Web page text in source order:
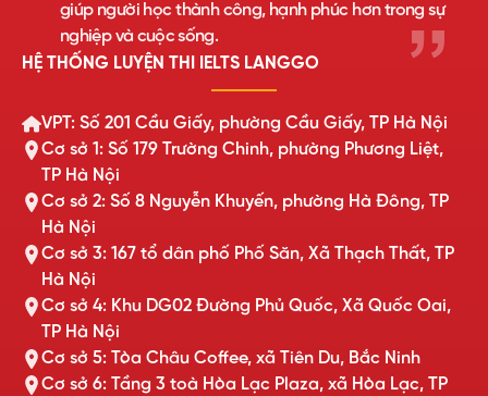
giúp người học thành công, hạnh phúc hơn trong sự
nghiệp và cuộc sống.
HỆ THỐNG LUYỆN THI IELTS LANGGO
VPT: Số 201 Cầu Giấy, phường Cầu Giấy, TP Hà Nội
Cơ sở 1: Số 179 Trường Chinh, phường Phương Liệt,
TP Hà Nội
Cơ sở 2: Số 8 Nguyễn Khuyến, phường Hà Đông, TP
Hà Nội
Cơ sở 3: 167 tổ dân phố Phố Săn, Xã Thạch Thất, TP
Hà Nội
Cơ sở 4: Khu DG02 Đường Phủ Quốc, Xã Quốc Oai,
TP Hà Nội
Cơ sở 5: Tòa Châu Coffee, xã Tiên Du, Bắc Ninh
Cơ sở 6: Tầng 3 toà Hòa Lạc Plaza, xã Hòa Lạc, TP